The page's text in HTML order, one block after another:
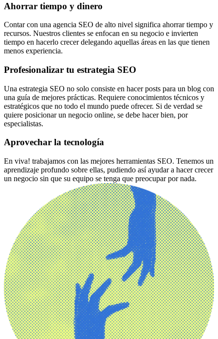
Ahorrar tiempo y dinero
Contar con una agencia SEO de alto nivel significa ahorrar tiempo y
recursos. Nuestros clientes se enfocan en su negocio e invierten
tiempo en hacerlo crecer delegando aquellas áreas en las que tienen
menos experiencia.
Profesionalizar tu estrategia SEO
Una estrategia SEO no solo consiste en hacer posts para un blog con
una guía de mejores prácticas. Requiere conocimientos técnicos y
estratégicos que no todo el mundo puede ofrecer. Si de verdad se
quiere posicionar un negocio online, se debe hacer bien, por
especialistas.
Aprovechar la tecnología
En viva! trabajamos con las mejores herramientas SEO. Tenemos un
aprendizaje profundo sobre ellas, pudiendo así ayudar a hacer crecer
un negocio sin que su equipo se tenga que preocupar por nada.